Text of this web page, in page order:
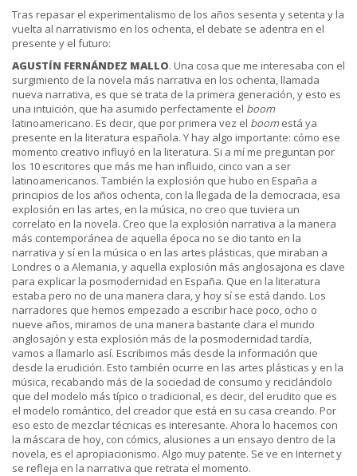
Tras repasar el experimentalismo de los años sesenta y setenta y la
vuelta al narrativismo en los ochenta, el debate se adentra en el
presente y el futuro:
AGUSTÍN FERNÁNDEZ MALLO. Una cosa que me interesaba con el
surgimiento de la novela más narrativa en los ochenta, llamada
nueva narrativa, es que se trata de la primera generación, y esto es
una intuición, que ha asumido perfectamente el boom
latinoamericano. Es decir, que por primera vez el boomestá ya
presente en la literatura española. Y hay algo importante: cómo ese
momento creativo influyó en la literatura. Si a mí me preguntan por
los 10 escritores que más me han influido, cinco van a ser
latinoamericanos. También la explosión que hubo en España a
principios de los años ochenta, con la llegada de la democracia, esa
explosión en las artes, en la música, no creo que tuviera un
correlato en la novela. Creo que la explosión narrativa a la manera
más contemporánea de aquella época no se dio tanto en la
narrativa y sí en la música o en las artes plásticas, que miraban a
Londres o a Alemania, y aquella explosión más anglosajona es clave
para explicar la posmodernidad en España. Que en la literatura
estaba pero no de una manera clara, y hoy sí se está dando. Los
narradores que hemos empezado a escribir hace poco, ocho o
nueve años, miramos de una manera bastante clara el mundo
anglosajón y esta explosión más de la posmodernidad tardía,
vamos a llamarlo así. Escribimos más desde la información que
desde la erudición. Esto también ocurre en las artes plásticas y en la
música, recabando más de la sociedad de consumo y reciclándolo
que del modelo más típico o tradicional, es decir, del erudito que es
el modelo romántico, del creador que está en su casa creando. Por
eso esto de mezclar técnicas es interesante. Ahora lo hacemos con
la máscara de hoy, con cómics, alusiones a un ensayo dentro de la
novela, es el apropiacionismo. Algo muy patente. Se ve en Internet y
se refleja en la narrativa que retrata el momento.